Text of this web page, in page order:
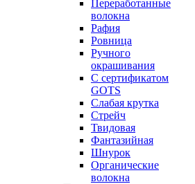
Переработанные
волокна
Рафия
Ровница
Ручного
окрашивания
С сертификатом
GOTS
Слабая крутка
Стрейч
Твидовая
Фантазийная
Шнурок
Органические
волокна